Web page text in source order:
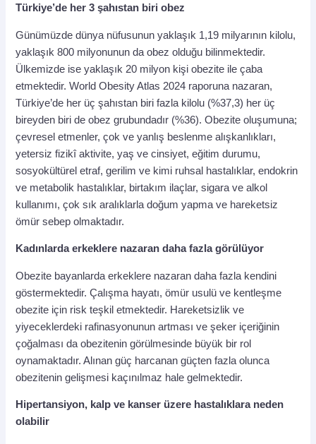
Türkiye’de her 3 şahıstan biri obez
Günümüzde dünya nüfusunun yaklaşık 1,19 milyarının kilolu,
yaklaşık 800 milyonunun da obez olduğu bilinmektedir.
Ülkemizde ise yaklaşık 20 milyon kişi obezite ile çaba
etmektedir. World Obesity Atlas 2024 raporuna nazaran,
Türkiye’de her üç şahıstan biri fazla kilolu (%37,3) her üç
bireyden biri de obez grubundadır (%36). Obezite oluşumuna;
çevresel etmenler, çok ve yanlış beslenme alışkanlıkları,
yetersiz fizikî aktivite, yaş ve cinsiyet, eğitim durumu,
sosyokültürel etraf, gerilim ve kimi ruhsal hastalıklar, endokrin
ve metabolik hastalıklar, birtakım ilaçlar, sigara ve alkol
kullanımı, çok sık aralıklarla doğum yapma ve hareketsiz
ömür sebep olmaktadır.
Kadınlarda erkeklere nazaran daha fazla görülüyor
Obezite bayanlarda erkeklere nazaran daha fazla kendini
göstermektedir. Çalışma hayatı, ömür usulü ve kentleşme
obezite için risk teşkil etmektedir. Hareketsizlik ve
yiyeceklerdeki rafinasyonunun artması ve şeker içeriğinin
çoğalması da obezitenin görülmesinde büyük bir rol
oynamaktadır. Alınan güç harcanan güçten fazla olunca
obezitenin gelişmesi kaçınılmaz hale gelmektedir.
Hipertansiyon, kalp ve kanser üzere hastalıklara neden
olabilir